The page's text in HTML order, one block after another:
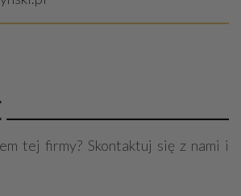
tej firmy? Skontaktuj się z nami i